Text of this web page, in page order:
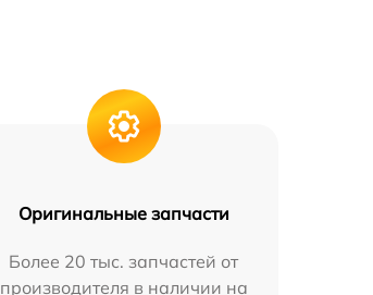
Оригинальные запчасти
Более 20 тыс. запчастей от
производителя в наличии на